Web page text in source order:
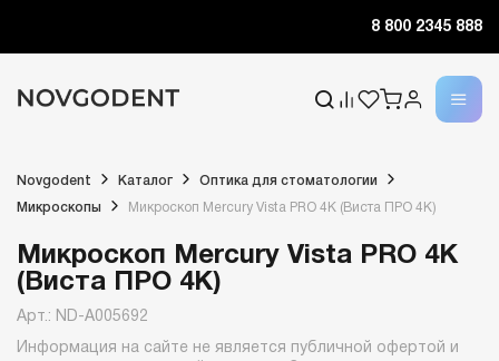
8 800 2345 888
Novgodent Каталог Оптика для стоматологии
Микроскопы Микроскоп Mercury Vista PRO 4K (Виста ПРО 4К)
Микроскоп Mercury Vista PRO 4K
(Виста ПРО 4К)
Арт.: ND-A005692
Информация на сайте не является публичной офертой и